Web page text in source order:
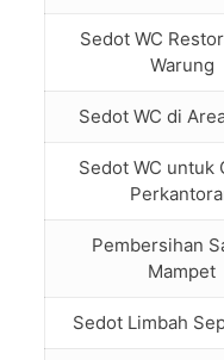
Sedot WC
Warung
Sedot WC di
Sedot WC untuk
Pembersihan
Mampet
Sedot Limbah